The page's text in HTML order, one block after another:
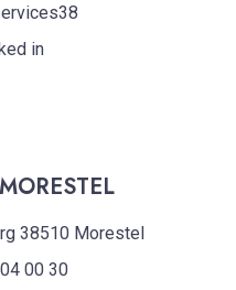
in
38510 Morestel
00 30